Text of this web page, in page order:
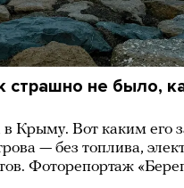
страшно не было,
в Крыму. Вот каким его
— без топлива,
Фоторепортаж